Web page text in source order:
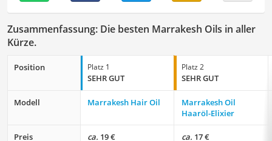
Zusammenfassung: Die besten Marrakesh Oils in aller
Kürze.
Position Platz 1
SEHR GUT
Platz 2
SEHR GUT
Modell Marrakesh Hair Oil
Marrakesh Oil
Haaröl-Elixier
Preis ca. 19 € ca. 17 €